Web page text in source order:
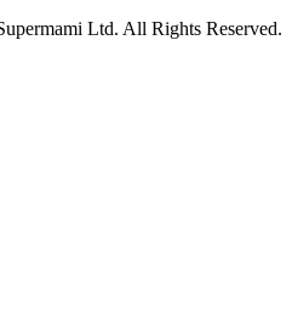
Ltd. All Rights Reserved.